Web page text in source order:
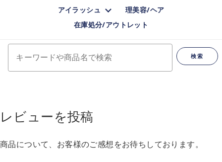
アイラッシュ
理美容/ヘア
在庫処分/アウトレット
検索
レビューを投稿
商品について、お客様のご感想をお待ちしております。